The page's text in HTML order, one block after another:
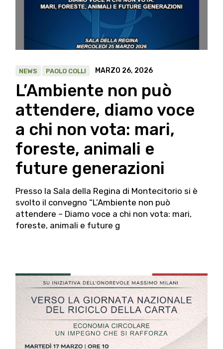
NEWS PAOLO COLLI MARZO 26, 2026
L’Ambiente non può
attendere, diamo voce
a chi non vota: mari,
foreste, animali e
future generazioni
Presso la Sala della Regina di Montecitorio si è
svolto il convegno “L’Ambiente non può
attendere – Diamo voce a chi non vota: mari,
foreste, animali e future g